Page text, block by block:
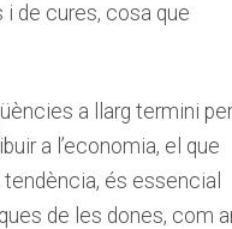
de‍ cures, cosa que
a llarg termini
a‌ l’economia, el que
és essencial‍
de ⁣les dones, com